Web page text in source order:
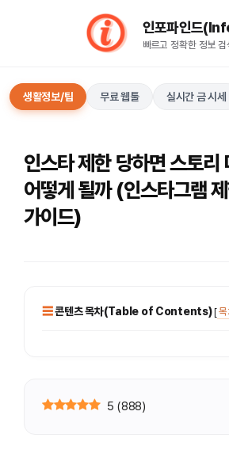
인포파인드
빠르고 정확한 정보 검
생활정보/팁 무료 웹툴 실시간 금 시세
인스타 제한 당하면 스토
어떻게 될까 (인스타그램
가이드)
콘텐츠 목차(Table of Contents)[목
5 (888)